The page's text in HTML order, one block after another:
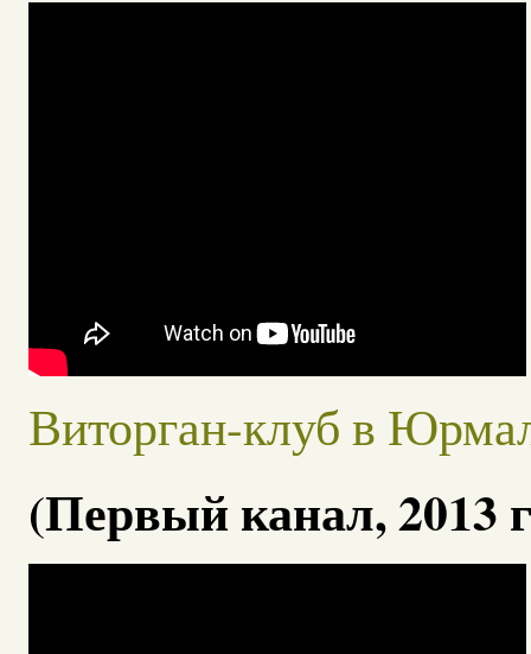
Виторган-клуб в
(Первый канал, 2013